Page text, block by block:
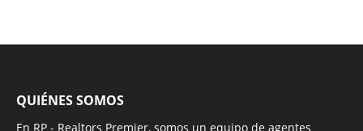
QUIÉNES SOMOS
En RP - Realtors Premier, somos un equipo de agentes